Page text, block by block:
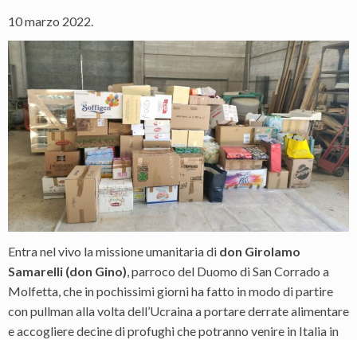
10 marzo 2022.
Entra nel vivo la missione umanitaria di don Girolamo
Samarelli (don Gino), parroco del Duomo di San Corrado a
Molfetta, che in pochissimi giorni ha fatto in modo di partire
con pullman alla volta dell’Ucraina a portare derrate alimentare
e accogliere decine di profughi che potranno venire in Italia in